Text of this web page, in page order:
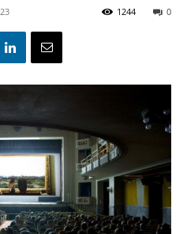
0
1244